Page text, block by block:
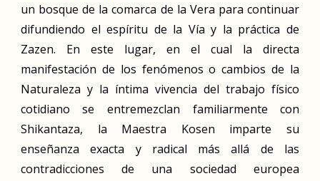
un bosque de la comarca de la Vera para continuar
difundiendo el espíritu de la Vía y la práctica de
Zazen. En este lugar, en el cual la directa
manifestación de los fenómenos o cambios de la
Naturaleza y la íntima vivencia del trabajo físico
cotidiano se entremezclan familiarmente con
Shikantaza, la Maestra Kosen imparte su
enseñanza exacta y radical más allá de las
contradicciones de una sociedad europea